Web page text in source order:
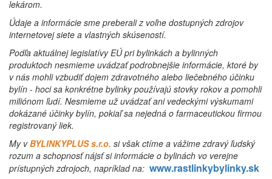
lekárom.
Údaje a informácie sme preberali z voľne dostupných zdrojov
internetovej siete a vlastných skúseností.
Podľa aktuálnej legislatívy EÚ pri bylinkách a bylinných
produktoch nesmieme uvádzať podrobnejšie informácie, ktoré by
v nás mohli vzbudiť dojem zdravotného alebo liečebného účinku
bylín - hoci sa konkrétne bylinky používajú stovky rokov a pomohli
miliónom ľudí. Nesmieme už uvádzať ani vedeckými výskumami
dokázané účinky bylín, pokiaľ sa nejedná o farmaceutickou firmou
registrovaný liek.
My vBYLINKYPLUS s.r.o. si však ctíme a vážime zdravý ľudský
rozum a schopnosť nájsť si informácie o bylinách vo verejne
prístupných zdrojoch, napríklad na: www.rastlinkybylinky.sk